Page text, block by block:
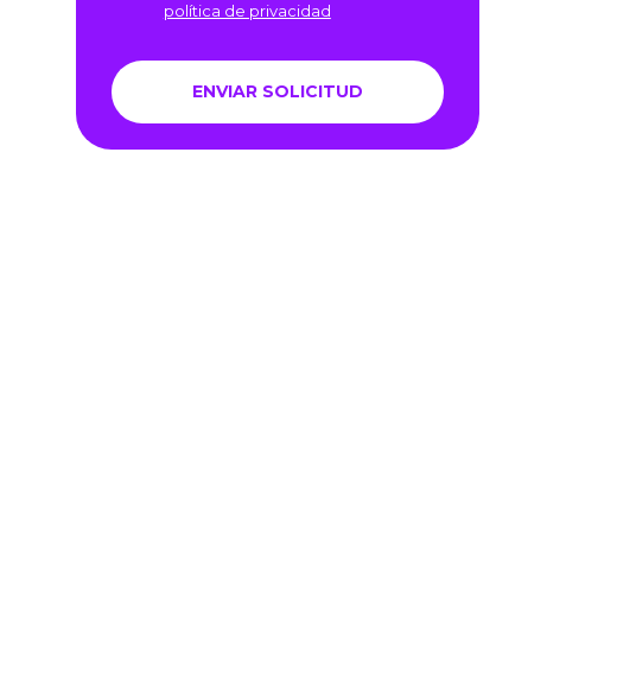
política de privacidad